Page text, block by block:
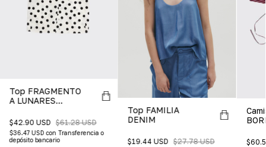
Top FRAGMENTO
A LUNARES
$42.90 USD $61.28 USD
$36.47 USDcon Transferencia o
depósito bancario
Top FAMILIA
DENIM
$19.44 USD $27.78 USD